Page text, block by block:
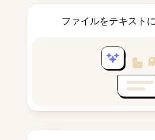
ファイルをテキスト